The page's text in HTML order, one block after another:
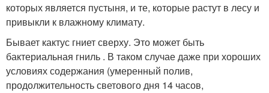
которых является пустыня, и те, которые растут в лесу и
привыкли к влажному климату.
Бывает кактус гниет сверху. Это может быть
бактериальная гниль . В таком случае даже при хороших
условиях содержания (умеренный полив,
продолжительность светового дня 14 часов,